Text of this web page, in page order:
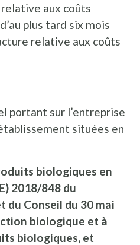
aux coûts
plus tard six mois
relative aux coûts
portant sur l’entreprise
situées en
biologiques en
2018/848 du
du Conseil du 30 mai
biologique et à
biologiques, et